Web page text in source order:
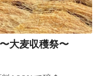
大麦収穫祭〜